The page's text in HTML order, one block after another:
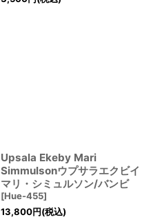
Upsala Ekeby Mari
Simmulsonウプサラエクビイ
マリ・シミュルソン/バンビ
[Hue-455]
13,800円(税込)